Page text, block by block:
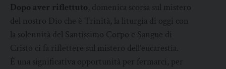
Dopo aver riflettuto, domenica scorsa sul mistero
del nostro Dio che è Trinità, la liturgia di oggi con
la solennità del Santissimo Corpo e Sangue di
Cristo ci fa riflettere sul mistero dell’eucarestia.
È una significativa opportunità per fermarci, per